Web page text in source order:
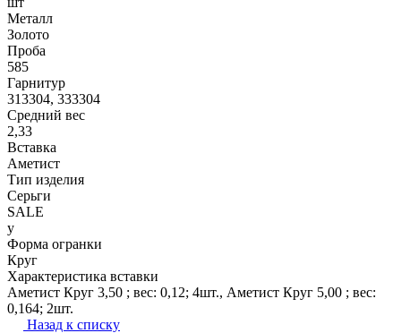
Металл
Золото
Проба
585
Гарнитур
313304, 333304
Средний вес
2,33
Вставка
Аметист
Тип изделия
Серьги
SALE
y
Форма огранки
Круг
Характеристика вставки
Аметист Круг 3,50 ; вес: 0,12; 4шт., Аметист Круг 5,00 ; вес:
0,164; 2шт.
Назад к списку